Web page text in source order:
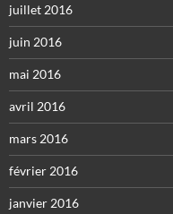
juillet 2016
juin 2016
mai 2016
avril 2016
mars 2016
février 2016
janvier 2016